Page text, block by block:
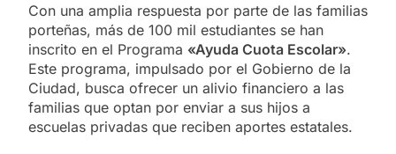
Con una amplia respuesta por parte de las familias
porteñas, más de 100 mil estudiantes se han
inscrito en el Programa «Ayuda Cuota Escolar».
Este programa, impulsado por el Gobierno de la
Ciudad, busca ofrecer un alivio financiero a las
familias que optan por enviar a sus hijos a
escuelas privadas que reciben aportes estatales.